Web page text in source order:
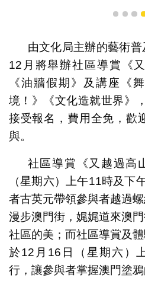
講座《文化造
1 2 3
由文化局主辦的藝術普
12月將舉辦社區導賞《
《油牆假期》及講座《
境！》《文化造就世界》
接受報名，費用全免，歡
與。
社區導賞《又越過高
（星期六）上午11時及下
者古英元帶領參與者越過
漫步澳門街，娓娓道來澳
社區的美；而社區導賞及
於12月16日（星期六）
行，讓參與者掌握澳門塗